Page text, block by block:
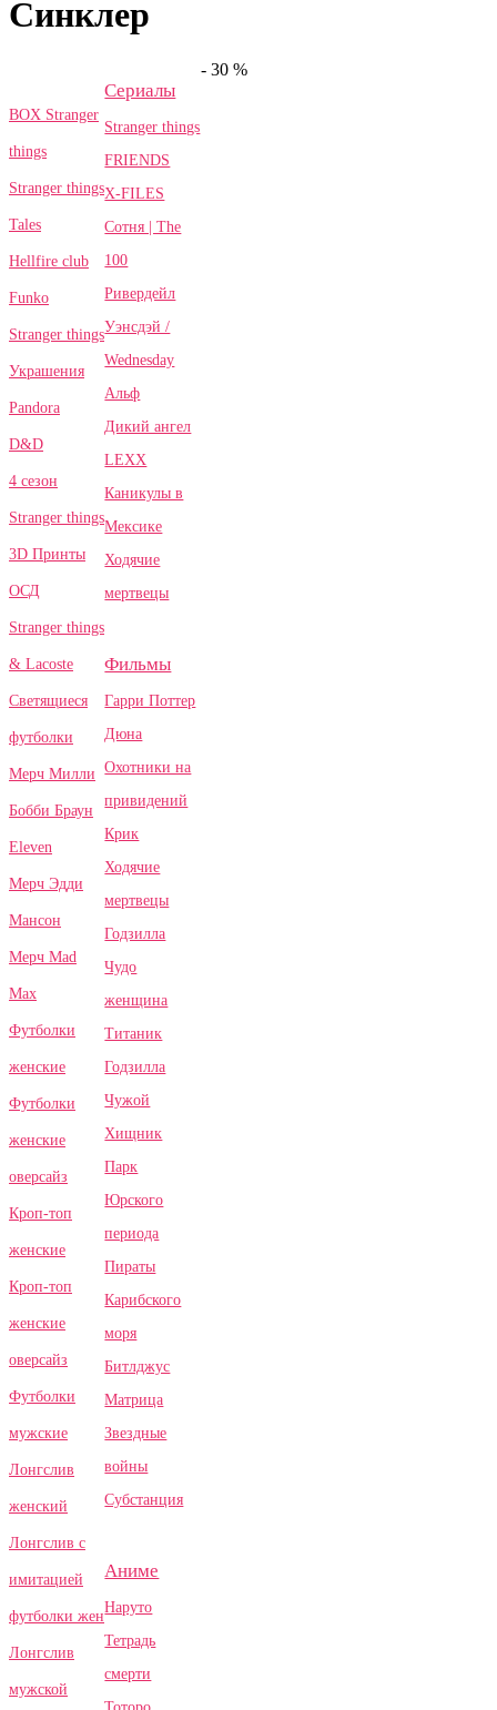
Синклер
BOX Stranger
things
Stranger things
Tales
Hellfire club
Funko
Stranger things
Украшения
Pandora
D&D
4 сезон
Stranger things
3D Принты
ОСД
Stranger things
& Lacoste
Светящиеся
футболки
Мерч Милли
Бобби Браун
Eleven
Мерч Эдди
Мансон
Мерч Mad
Max
Футболки
женские
Футболки
женские
оверсайз
Кроп-топ
женские
Кроп-топ
женские
оверсайз
Футболки
мужские
Лонгслив
женский
Лонгслив с
имитацией
футболки жен
Лонгслив
мужской
Сериалы
Stranger things
FRIENDS
X-FILES
Сотня | The
100
Ривердейл
Уэнсдэй /
Wednesday
Альф
Дикий ангел
LEXX
Каникулы в
Мексике
Ходячие
мертвецы
Фильмы
Гарри Поттер
Дюна
Охотники на
привидений
Крик
Ходячие
мертвецы
Годзилла
Чудо
женщина
Титаник
Годзилла
Чужой
Хищник
Парк
Юрского
периода
Пираты
Карибского
моря
Битлджус
Матрица
Звездные
войны
Субстанция
Аниме
Наруто
Тетрадь
смерти
Тоторо
- 30 %